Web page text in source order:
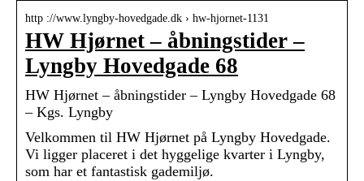
http ://www.lyngby-hovedgade.dk › hw-hjornet-1131
HW Hjørnet – åbningstider –
Lyngby Hovedgade 68
HW Hjørnet – åbningstider – Lyngby Hovedgade 68
– Kgs. Lyngby
Velkommen til HW Hjørnet på Lyngby Hovedgade.
Vi ligger placeret i det hyggelige kvarter i Lyngby,
som har et fantastisk gademiljø.